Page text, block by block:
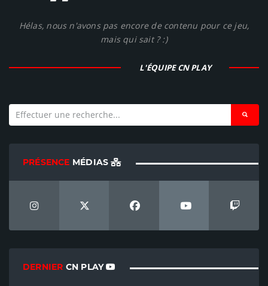
Hélas, nous n'avons pas encore de contenu pour ce jeu,
mais qui sait ? :)
L'ÉQUIPE CN PLAY
PRÉSENCE MÉDIAS
DERNIER CN PLAY